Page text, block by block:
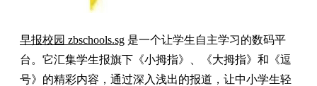
早报校园 zbschools.sg 是一个让学生自主学习的数码平
台。它汇集学生报旗下《小拇指》、《大拇指》和《逗
号》的精彩内容，通过深入浅出的报道，让中小学生轻